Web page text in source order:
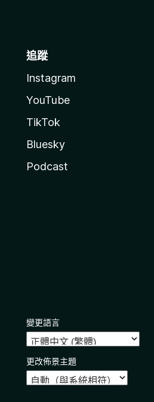
追蹤
Instagram
YouTube
TikTok
Bluesky
Podcast
變更語言
更改佈景主題